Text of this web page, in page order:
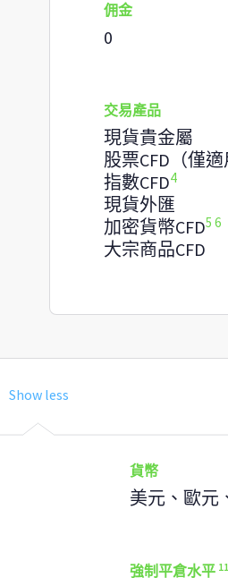
佣金
0
交易產品
現貨貴金屬
股票CFD（僅適
指數CFD4
現貨外匯
加密貨幣CFD5 6
大宗商品CFD
貨幣
美元、歐元
強制平倉水平 11